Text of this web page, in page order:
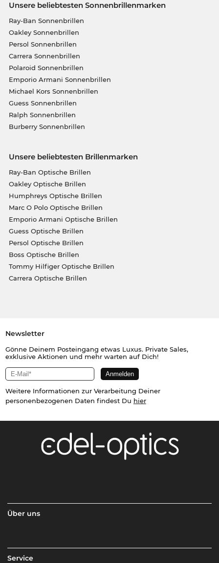
Unsere beliebtesten Sonnenbrillenmarken
Ray-Ban Sonnenbrillen
Oakley Sonnenbrillen
Persol Sonnenbrillen
Carrera Sonnenbrillen
Polaroid Sonnenbrillen
Emporio Armani Sonnenbrillen
Michael Kors Sonnenbrillen
Guess Sonnenbrillen
Ralph Sonnenbrillen
Burberry Sonnenbrillen
Unsere beliebtesten Brillenmarken
Ray-Ban Optische Brillen
Oakley Optische Brillen
Humphreys Optische Brillen
Marc O Polo Optische Brillen
Emporio Armani Optische Brillen
Guess Optische Brillen
Persol Optische Brillen
Boss Optische Brillen
Tommy Hilfiger Optische Brillen
Carrera Optische Brillen
Newsletter
Gönne Deinem Posteingang etwas Luxus. Private Sales,
exklusive Aktionen und mehr warten auf Dich!
Weitere Informationen zur Verarbeitung Deiner
personenbezogenen Daten findest Du hier
Über uns
Service